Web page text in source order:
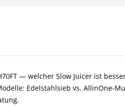
— welcher Slow Juicer ist
Edelstahlsieb vs. AllinOne-